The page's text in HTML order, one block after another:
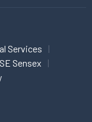
Services
Sensex